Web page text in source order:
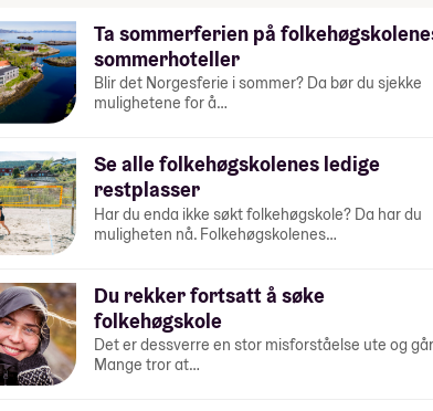
Ta sommerferien på
sommerhoteller
Blir det Norgesferie i sommer? Da bør du sjekke
mulighetene for å…
Se alle folkehøgskolenes ledige
restplasser
Har du enda ikke søkt folkehøgskole? Da har du
muligheten nå. Folkehøgskolenes…
Du rekker fortsatt å søke
folkehøgskole
Det er dessverre en stor misforståelse ute og
Mange tror at…